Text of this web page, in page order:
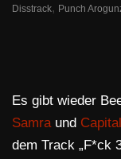
Disstrack, Punch
Es gibt wieder
Samraund
dem Track „F*ck